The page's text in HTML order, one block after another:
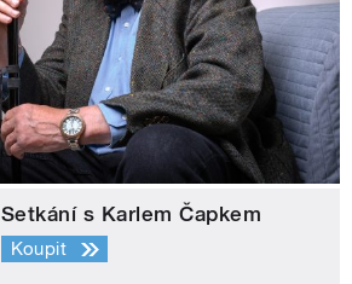
Setkání s Karlem Čapkem
Koupit